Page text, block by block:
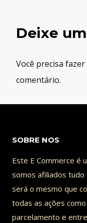
Deixe
Você precisa fazer
comentário.
SOBRE NOS
Este E Commerce é
somos afiliados tudo
será o mesmo que
todas as ações
parcelamento e